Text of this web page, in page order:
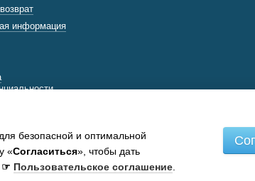
информация
безопасной и оптимальной
«Согласиться», чтобы дать
☞ Пользовательское соглашение